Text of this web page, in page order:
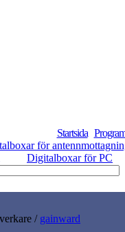
Startsida
för
Digitalboxar för PC
/ gainward